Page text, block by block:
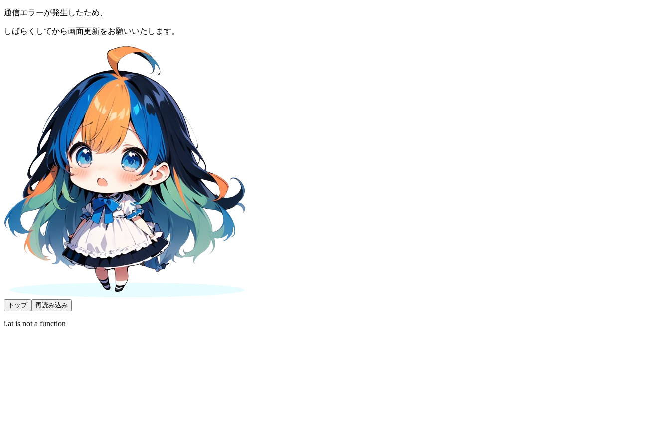
通信エラーが発生したため、
しばらくしてから画面更新をお願いいたします。
トップ 再読み込み
i.at is not a function